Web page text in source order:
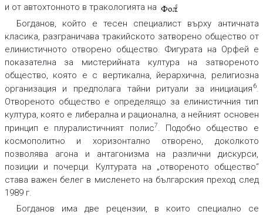
и от автохтонното в тракологията на Фол.
5
Богданов, който е тесен специалист върху античната
класика, разграничава тракийското затворено общество от
елинистичното отворено общество. Фигурата на Орфей е
показателна за мистерийната култура на затвореното
общество, която е с вертикална, йерархична, религиозна
организация и предполага тайни ритуали за инициация 6.
Отвореното общество е определящо за елинистичния тип
култура, която е либерална и рационална, а нейният основен
принцип е плуралистичният полис7. Подобно общество е
космополитно и хоризонтално отворено, доколкото
позволява агона и антагонизма на различни дискурси,
позиции и почерци. Културата на „отвореното общество“
става важен белег в мисленето на българския преход след
1989 г.
Богданов има две рецензии, в които специално се